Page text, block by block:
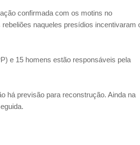
confirmada com os motins no
naqueles presídios incentivaram
e 15 homens estão responsáveis pela
há previsão para reconstrução. Ainda na